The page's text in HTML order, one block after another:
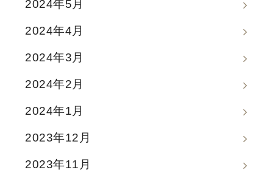
2024年5月
2024年4月
2024年3月
2024年2月
2024年1月
2023年12月
2023年11月